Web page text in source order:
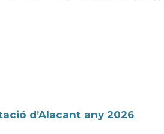
d’Alacant any 2026.